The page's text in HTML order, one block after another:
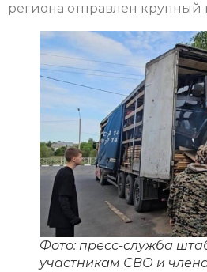
региона отправлен крупный
Фото: пресс-служба
участникам СВО и